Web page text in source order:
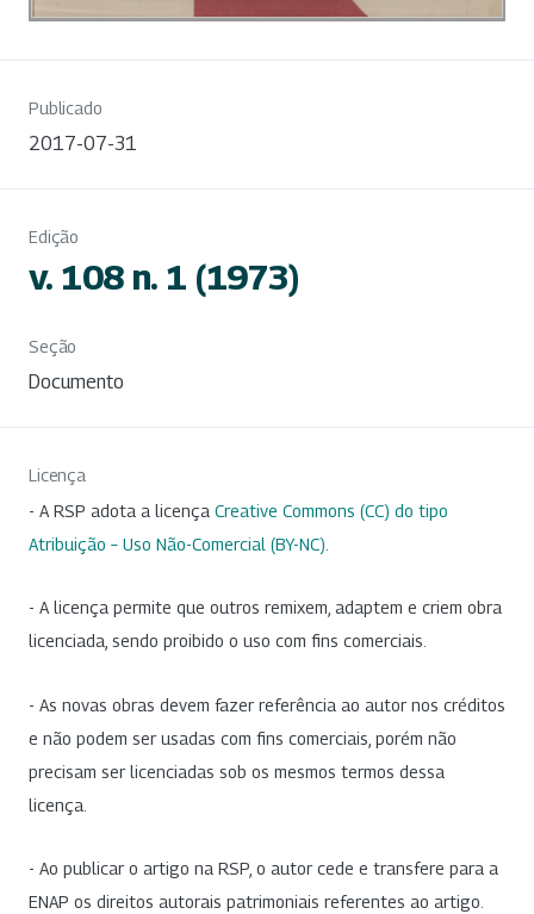
Publicado
2017-07-31
Edição
v. 108 n. 1 (1973)
Seção
Documento
Licença
- A RSP adota a licença Creative Commons (CC) do tipo
Atribuição – Uso Não-Comercial (BY-NC)
- A licença permite que outros remixem, adaptem e criem obra
licenciada, sendo proibido o uso com fins comerciais.
- As novas obras devem fazer referência ao autor nos créditos
e não podem ser usadas com fins comerciais, porém não
precisam ser licenciadas sob os mesmos termos dessa
licença.
- Ao publicar o artigo na RSP, o autor cede e transfere para a
ENAP os direitos autorais patrimoniais referentes ao artigo.